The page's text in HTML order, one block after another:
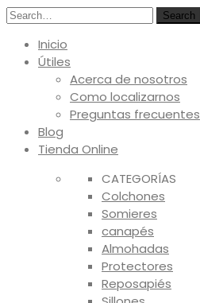
Search
Inicio
Útiles
Acerca de nosotros
Como localizarnos
Preguntas frecuentes
Blog
Tienda Online
CATEGORÍAS
Colchones
Somieres
canapés
Almohadas
Protectores
Reposapiés